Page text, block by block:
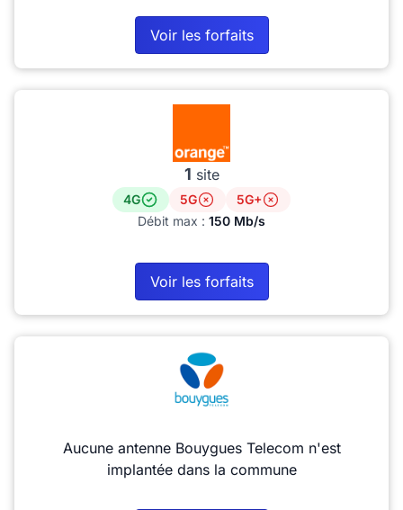
Voir les forfaits
1 site
4G 5G
5G+
Débit max : 150 Mb/s
Voir les forfaits
Aucune antenne Bouygues Telecom n'est
implantée dans la commune